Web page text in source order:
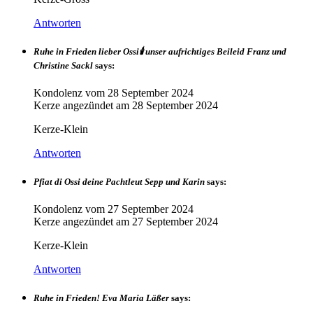
Antworten
Ruhe in Frieden lieber Ossi🕯️ unser aufrichtiges Beileid Franz und
Christine Sackl says:
Kondolenz vom 28 September 2024
Kerze angezündet am 28 September 2024
Kerze-Klein
Antworten
Pfiat di Ossi deine Pachtleut Sepp und Karin says:
Kondolenz vom 27 September 2024
Kerze angezündet am 27 September 2024
Kerze-Klein
Antworten
Ruhe in Frieden! Eva Maria Läßer says: